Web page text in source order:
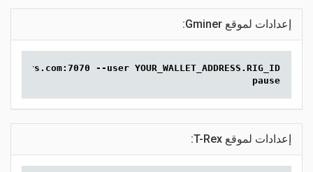
إعدادات لموقع Gminer:
--user YOUR_WALLET_ADDRESS.RIG_ID
pause
إعدادات لموقع T-Rex: